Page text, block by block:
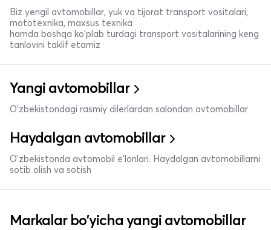
Biz yengil avtomobillar, yuk va tijorat transport vositalari,
mototexnika, maxsus texnika
hamda boshqa ko'plab turdagi transport vositalarining keng
tanlovini taklif etamiz
Yangi avtomobillar
O'zbekistondagi rasmiy dilerlardan salondan avtomobillar
Haydalgan avtomobillar
O'zbekistonda avtomobil e’lonlari. Haydalgan avtomobillarni
sotib olish va sotish
Markalar bo'yicha yangi avtomobillar